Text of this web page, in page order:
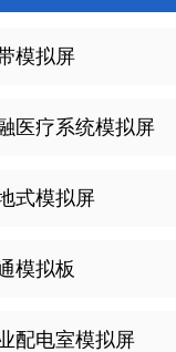
模拟屏
医疗系统模拟屏
式模拟屏
模拟板
配电室模拟屏